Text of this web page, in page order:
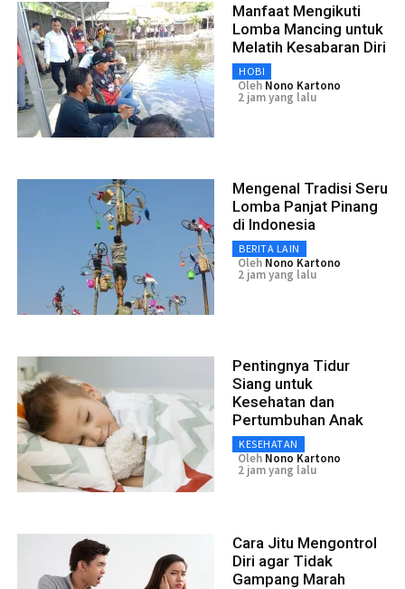
Manfaat Mengikuti
Lomba Mancing untuk
Melatih Kesabaran Diri
HOBI
Oleh Nono Kartono
2 jam yang lalu
Mengenal Tradisi Seru
Lomba Panjat Pinang
di Indonesia
BERITA LAIN
Oleh Nono Kartono
2 jam yang lalu
Pentingnya Tidur
Siang untuk
Kesehatan dan
Pertumbuhan Anak
KESEHATAN
Oleh Nono Kartono
2 jam yang lalu
Cara Jitu Mengontrol
Diri agar Tidak
Gampang Marah